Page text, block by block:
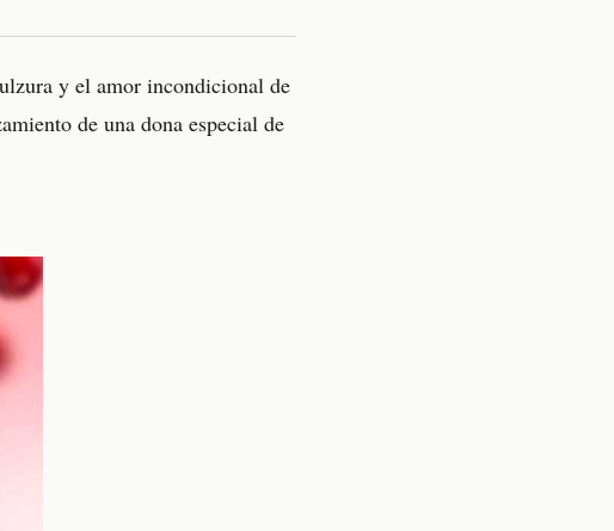
y el amor incondicional de
de una dona especial de